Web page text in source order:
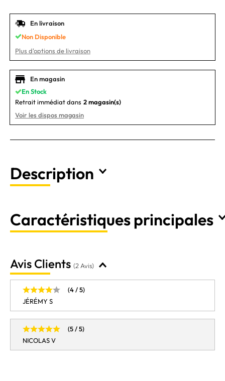
En livraison
Non Disponible
Plus d'options de livraison
En magasin
En Stock
Retrait immédiat dans 2 magasin(s)
Voir les dispos magasin
Description
Caractéristiques principales
Avis Clients (2 Avis)
(4 / 5)
JÉRÉMY S
(5 / 5)
NICOLAS V